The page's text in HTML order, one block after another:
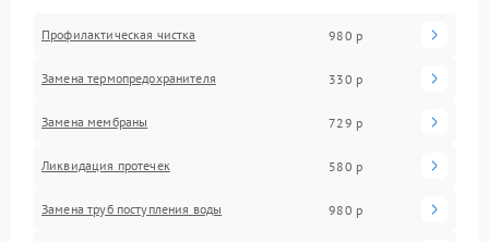
Профилактическая чистка 980 р
Замена термопредохранителя 330 р
Замена мембраны 729 р
Ликвидация протечек 580 р
Замена труб поступления воды 980 р